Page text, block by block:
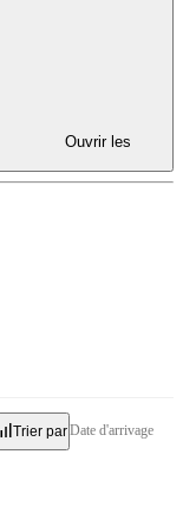
Ouvrir les
Trier parDate d'arrivage